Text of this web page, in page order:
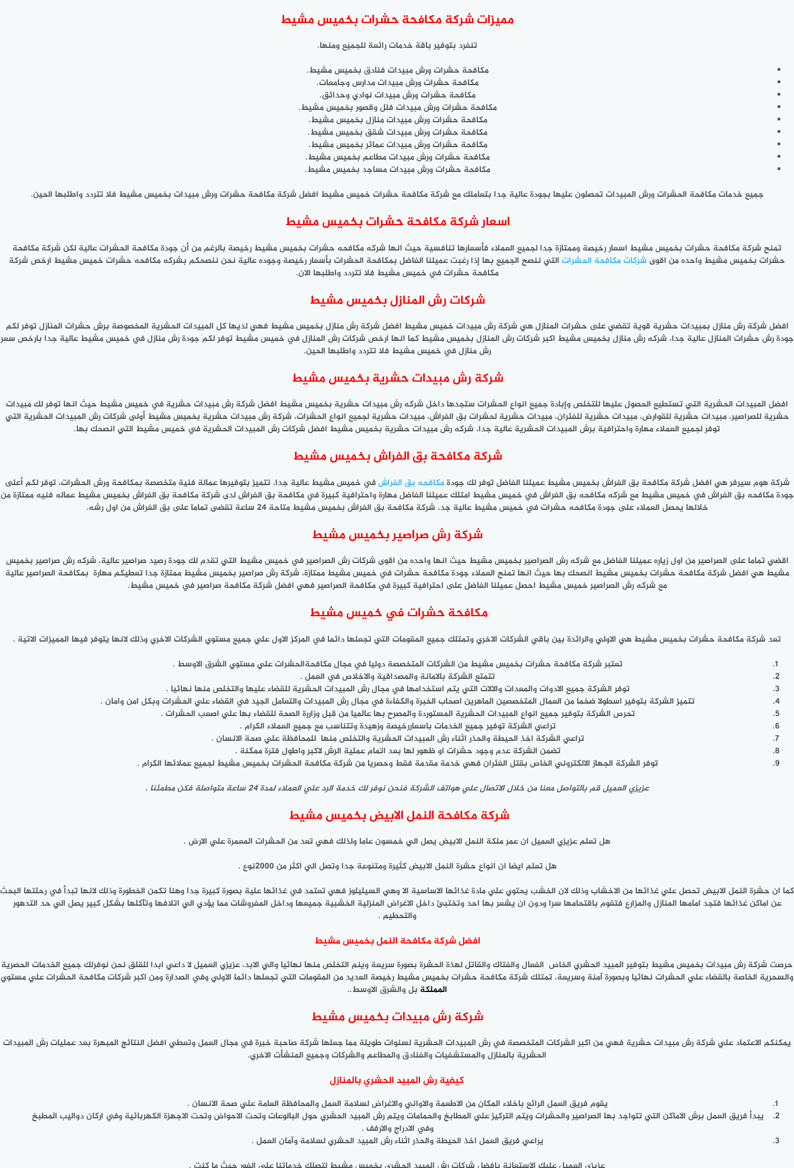
مميزات شركة مكافحة حشرات بخميس مشيط
تنفرد بتوفير باقة خدمات رائعة للجميع ومنها.
مكافحة حشرات ورش مبيدات فنادق بخميس مشيط.
مكافحة حشرات ورش مبيدات مدارس وجامعات.
مكافحة حشرات ورش مبيدات نوادي وحدائق.
مكافحة حشرات ورش مبيدات فلل وقصور بخميس مشيط.
مكافحة حشرات ورش مبيدات منازل بخميس مشيط.
مكافحة حشرات ورش مبيدات شقق بخميس مشيط.
مكافحة حشرات ورش مبيدات عمائر بخميس مشيط.
مكافحة حشرات ورش مبيدات مطاعم بخميس مشيط.
مكافحة حشرات ورش مبيدات مساجد بخميس مشيط.
جميع خدمات مكافحة الحشرات ورش المبيدات تحصلون عليها بجودة عالية جدا بتعاملك مع شركة مكافحة حشرات خميس مشيط افضل شركة مكافحة حشرات ورش مبيدات بخميس مشيط فلا تتردد واطلبها الحين.
اسعار شركة مكافحة حشرات بخميس مشيط
تمنح شركة مكافحة حشرات بخميس مشيط اسعار رخيصة وممتازة جدا لجميع العملاء فأسعارها تنافسية حيث انها شركه مكافحه حشرات بخميس مشيط رخيصة بالرغم من أن جودة مكافحة الحشرات عالية لكن شركة مكافحة
حشرات بخميس مشيط واحده من اقوى شركات مكافحة الحشرات التي ننصح الجميع بها إذا رغبت عميلنا الفاضل بمكافحة الحشرات بأسعار رخيصة وجوده عالية نحن ننصحكم بشركه مكافحه حشرات خميس مشيط ارخص شركة
مكافحة حشرات في خميس مشيط فلا تتردد واطلبها الان.
شركات رش المنازل بخميس مشيط
افضل شركة رش منازل بمبيدات حشرية قوية تقضي على حشرات المنازل هي شركة رش مبيدات خميس مشيط افضل شركة رش منازل بخميس مشيط فهي لديها كل المبيدات الحشرية المخصوصة برش حشرات المنازل توفر لكم
جودة رش حشرات المنازل عالية جدا، شركه رش منازل بخميس مشيط اكبر شركات رش المنازل بخميس مشيط كما انها ارخص شركات رش المنازل في خميس مشيط توفر لكم جودة رش منازل في خميس مشيط عالية جدا بارخص سعر
رش منازل في خميس مشيط فلا تتردد واطلبها الحين.
شركة رش مبيدات حشرية بخميس مشيط
افضل المبيدات الحشرية التي تستطيع الحصول عليها للتخلص وإبادة جميع انواع الحشرات ستجدها داخل شركه رش مبيدات حشرية بخميس مشيط افضل شركة رش مبيدات حشرية في خميس مشيط حيث انها توفر لك مبيدات
حشرية للصراصير، مبيدات حشرية للقوارض، مبيدات حشرية للفئران، مبيدات حشرية لحشرات بق الفراش، مبيدات حشرية لجميع انواع الحشرات، شركة رش مبيدات حشرية بخميس مشيط أولى شركات رش المبيدات الحشرية التي
توفر لجميع العملاء مهارة واحترافية برش المبيدات الحشرية عالية جدا، شركه رش مبيدات حشرية بخميس مشيط افضل شركات رش المبيدات الحشرية في خميس مشيط التي انصحك بها.
شركة مكافحة بق الفراش بخميس مشيط
شركة هوم سيرفر هي افضل شركة مكافحة بق الفراش بخميس مشيط عميلنا الفاضل توفر لك جودةمكافحه بق الفراشفي خميس مشيط عالية جدا، تتميز بتوفيرها عمالة فنية متخصصة بمكافحة ورش الحشرات، توفر لكم أعلى
جودة مكافحه بق الفراش في خميس مشيط مع شركه مكافحه بق الفراش في خميس مشيط امتلك عميلنا الفاضل مهارة واحترافية كبيرة في مكافحة بق الفراش لدى شركة مكافحة بق الفراش بخميس مشيط عماله فنيه ممتازة من
خلالها يحصل العملاء على جودة مكافحه حشرات في خميس مشيط عالية جد، شركة مكافحة بق الفراش بخميس مشيط متاحة 24 ساعة تقضى تماما على بق الفراش من اول رشه.
شركة رش صراصير بخميس مشيط
اقضي تماما على الصراصير من اول زياره عميلنا الفاضل مع شركه رش الصراصير بخميس مشيط حيث انها واحده من اقوى شركات رش الصراصير في خميس مشيط التي تقدم لك جودة رصيد صراصير عالية، شركه رش صراصير بخميس
مشيط هي افضل شركة مكافحة حشرات بخميس مشيط انصحك بها حيث انها تمنح العملاء جودة مكافحة حشرات في خميس مشيط ممتازة، شركة رش صراصير بخميس مشيط ممتازة جدا تعطيكم مهارة بمكافحة الصراصير عالية
مع شركه رش الصراصير خميس مشيط احصل عميلنا الفاضل على احترافية كبيرة في مكافحة الصراصير فهي افضل شركة مكافحة صراصير في خميس مشيط.
مكافحة حشرات في خميس مشيط
تعد شركة مكافحة حشرات بخميس مشيط هي الاولي والرائدة بين باقي الشركات الاخري وتمتلك جميع المقومات التي تجعلها دائما في المركز الاول علي جميع مستوي الشركات الاخري وذلك لانها يتوفر فيها المميزات الاتية .
تعتبر شركة مكافحة حشرات بخميس مشيط من الشركات المتخصصة دوليا في مجال مكافحةالحشرات علي مستوي الشرق الاوسط .
تتمتع الشركة بالامانة والمصداقية والاخلاص في العمل .
توفر الشركة جميع الادوات والمعدات والالات التي يتم استخدامها في مجال رش المبيدات الحشرية للقضاء عليها والتخلص منها نهائيا .
تتميز الشركة بتوفير اسطولا ضخما من العمال المتخصصين الماهرين اصحاب الخبرة والكفاءة في مجال رش المبيدات والتعامل الجيد في القضاء علي الحشرات وبكل امن وامان .
تحرص الشركة بتوفير جميع انواع المبيدات الحشرية المستوردة والمصرح بها عالميا من قبل وزاررة الصحة للقضاء بها علي اصعب الحشرات .
تراعي الشركة توفير جميع الخدمات باسعاررخيصة وزهيدة وتتناسب مع جميع العملاء الكرام .
تراعي الشركة اخذ الحيطة والحذر اثناء رش المبيدات الحشرية والتخلص منها للمحافظة علي صحة الانسان .
تضمن الشركة عدم وجود حشرات او ظهور لها بعد اتمام عملية الرش لاكبر واطول فترة ممكنة .
توفر الشركة الجهاز الالكتروني الخاص بقتل الفئران فهي خدمة مقدمة فقط وحصريا من شركة مكافحة الحشرات بخميس مشيط لجميع عملائها الكرام .
عزيزي العميل قم بالتواصل معنا من خلال الاتصال علي هواتف الشركة فنحن نوفر لك خدمة الرد علي العملاء لمدة 24 ساعة متواصلة فكن مطمئنا .
شركة مكافحة النمل الابيض بخميس مشيط
هل تعلم عزيزي العميل ان عمر ملكة النمل الابيض يصل الي خمسون عاما ولذلك فهي تعد من الحشرات المعمرة علي الارض .
هل تعلم ايضا ان انواع حشرة النمل الابيض كثيرة ومتنوعة جدا وتصل الي اكثر من 2000نوع .
كما ان حشرة النمل الابيض تحصل علي غذائها من الاخشاب وذلك لان الخشب يحتوي علي مادة غذائها الاساسية الا وهي السيليلوز فهي تعتمد في غذائها علية بصورة كبيرة جدا وهنا تكمن الخطورة وذلك لانها تبدأ في رحلتها البحث
عن اماكن غذائها فتجد امامها المنازل والمزارع فتقوم باقتحامها سرا ودون ان يشعر بها احد وتختبئ داخل الاغراض المنزلية الخشبية جميعها وداخل المفروشات مما يؤدي الي اتلافها وتآكلها بشكل كبير يصل الي حد التدهور
والتحطيم .
افضل شركة مكافحة النمل بخميس مشيط
حرصت شركة رش مبيدات بخميس مشيط بتوفير المبيد الحشري الخاص الفعال والفتاك والقاتل لهذة الحشرة بصورة سريعة وينم التخلص منها نهائيا والي الابد، عزيزي العميل لا داعي ابدا للقلق نحن نوفرلك جميع الخدمات الحصرية
والسحرية الخاصة بالقضاء علي الحشرات نهائيا وبصورة آمنة وسريعة، تمتلك شركة مكافحة حشرات بخميس مشيط رخيصة العديد من المقومات التي تجعلها دائما الاولي وفي الصدارة ومن اكبر شركات مكافحة الحشرات علي مستوي
المملكة بل والشرق الاوسط..
شركة رش مبيدات بخميس مشيط
يمكنكم الاعتماد علي شركة رش مبيدات حشرية فهي من اكبر الشركات المتخصصة في رش المبيدات الحشرية لسنوات طويلة مما جعلها شركة صاحبة خبرة في مجال العمل وتعطي افضل النتائج المبهرة بعد عمليات رش المبيدات
الحشرية بالمنازل والمستشفيات والفنادق والمطاعم والشركات وجميع المنشأت الاخري.
كيفية رش المبيد الحشري بالمنازل
يقوم فريق العمل الرائع باخلاء المكان من الاطعمة والاواني والاغراض لسلامة العمل والمحافظة العامة علي صحة الانسان .
يبدأ فريق العمل برش الاماكن التي تتواجد بها الصراصير والحشرات ويتم التركيز علي المطابخ والحمامات ويتم رش المبيد الحشري حول البالوعات وتحت الاحواض وتحت الاجهزة الكهربائية وفي اركان دواليب المطبخ
وفي الادراج والارفف .
يراعي فريق العمل اخذ الحيطة والحذر اثناء رش المبيد الحشري لسلامة وآمان العمل .